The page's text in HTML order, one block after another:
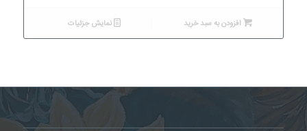
افزودن به سبد خرید نمایش جزئیات